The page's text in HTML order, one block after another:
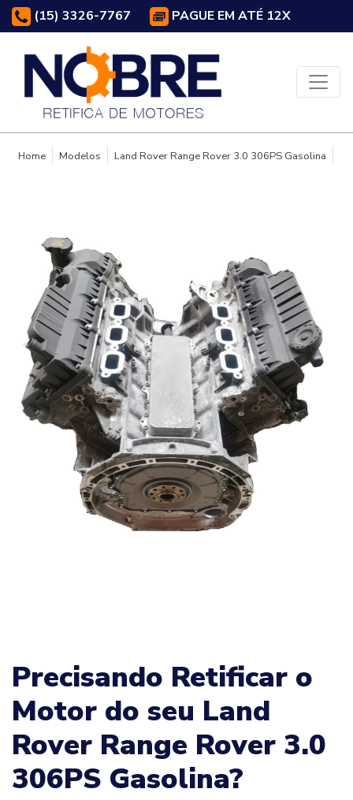
(15) 3326-7767 PAGUE EM ATÉ 12X
Home Modelos Land Rover Range Rover 3.0 306PS Gasolina
Precisando Retificar o
Motor do seu Land
Rover Range Rover 3.0
306PS Gasolina?